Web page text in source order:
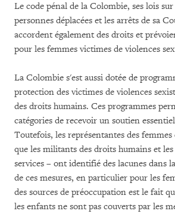
Le code pénal de la Colombie, ses lois
personnes déplacées et les arrêts de sa
accordent également des droits et
pour les femmes victimes de violences
La Colombie s'est aussi dotée de
protection des victimes de violences
des droits humains. Ces programmes
catégories de recevoir un soutien
Toutefois, les représentantes des femmes
que les militants des droits humains et
services – ont identifié des lacunes dans
de ces mesures, en particulier pour les
des sources de préoccupation est le fait
les enfants ne sont pas couverts par les